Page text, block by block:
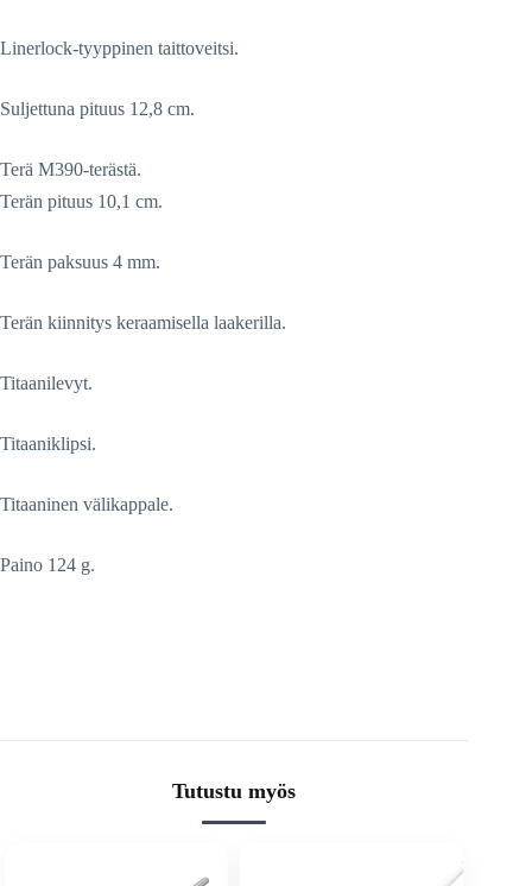
Linerlock-tyyppinen taittoveitsi.
Suljettuna pituus 12,8 cm.
Terä M390-terästä.
Terän pituus 10,1 cm.
Terän paksuus 4 mm.
Terän kiinnitys keraamisella laakerilla.
Titaanilevyt.
Titaaniklipsi.
Titaaninen välikappale.
Paino 124 g.
Tutustu myös